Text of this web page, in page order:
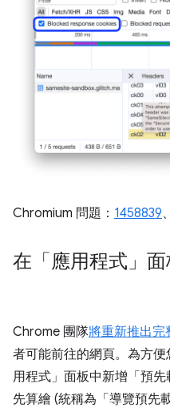
Chromium 問題： 1458839、
在「應用程式」
Chrome 團隊將重新推出完
者可能前往的網頁。為方
用程式」 面板中新增「預先
先算繪 (統稱為「導覽預先